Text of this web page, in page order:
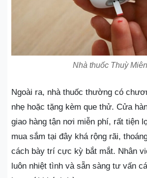
Nhà thuốc Thuỳ Miên
Ngoài ra, nhà thuốc thường có
nhẹ hoặc tặng kèm que thử. Cửa
giao hàng tận nơi miễn phí, rất tiện
mua sắm tại đây khá rộng rãi,
cách bày trí cực kỳ bắt mắt. Nhân
luôn nhiệt tình và sẵn sàng tư vấn